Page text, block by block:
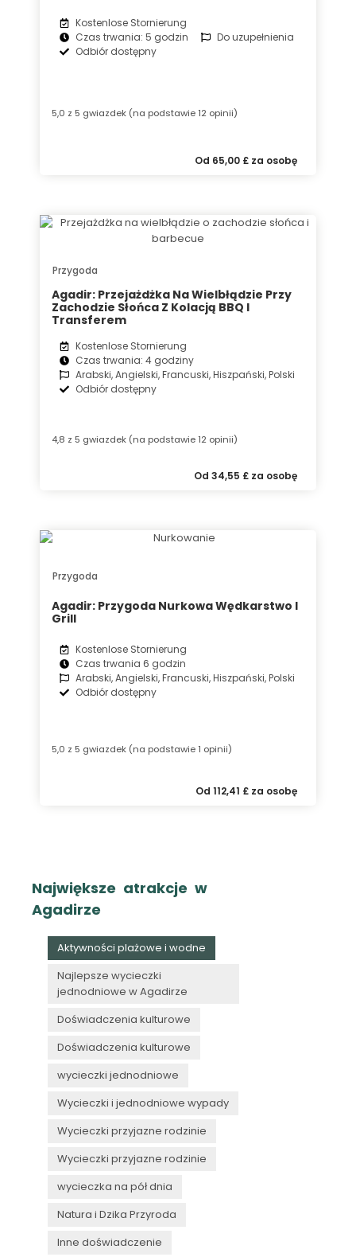
Kostenlose Stornierung
Czas trwania: 5 godzin
Do uzupełnienia
Odbiór dostępny
5,0 z 5 gwiazdek (na podstawie 12 opinii)
Od 65,00 £ za osobę
Przygoda
Agadir: Przejażdżka Na Wielbłądzie Przy
Zachodzie Słońca Z Kolacją BBQ I
Transferem
Kostenlose Stornierung
Czas trwania: 4 godziny
Arabski, Angielski, Francuski, Hiszpański, Polski
Odbiór dostępny
4,8 z 5 gwiazdek (na podstawie 12 opinii)
Od 34,55 £ za osobę
Przygoda
Agadir: Przygoda Nurkowa Wędkarstwo I
Grill
Kostenlose Stornierung
Czas trwania 6 godzin
Arabski, Angielski, Francuski, Hiszpański, Polski
Odbiór dostępny
5,0 z 5 gwiazdek (na podstawie 1 opinii)
Od 112,41 £ za osobę
Największe atrakcje w
Agadirze
Aktywności plażowe i wodne
Najlepsze wycieczki
jednodniowe w Agadirze
Doświadczenia kulturowe
Doświadczenia kulturowe
wycieczki jednodniowe
Wycieczki i jednodniowe wypady
Wycieczki przyjazne rodzinie
Wycieczki przyjazne rodzinie
wycieczka na pół dnia
Natura i Dzika Przyroda
Inne doświadczenie